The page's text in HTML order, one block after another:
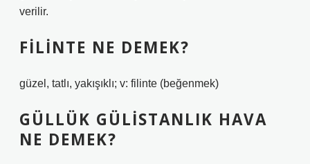
verilir.
FILINTE NE DEMEK?
güzel, tatlı, yakışıklı; v: filinte (beğenmek)
GÜLLÜK GÜLISTANLIK HAVA
NE DEMEK?